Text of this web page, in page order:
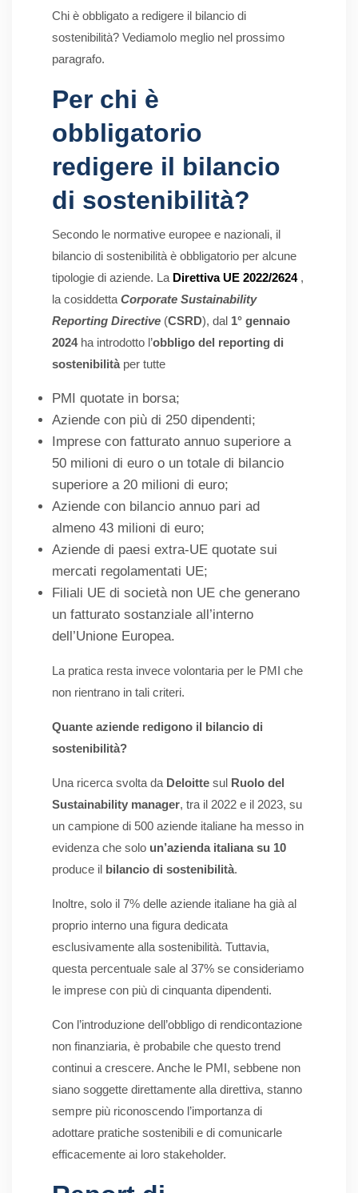
Chi è obbligato a redigere il bilancio di
sostenibilità? Vediamolo meglio nel prossimo
paragrafo.
Per chi è
obbligatorio
redigere il bilancio
di sostenibilità?
Secondo le normative europee e nazionali, il
bilancio di sostenibilità è obbligatorio per alcune
tipologie di aziende. La Direttiva UE 2022/2624,
la cosiddetta Corporate Sustainability
Reporting Directive (CSRD), dal 1° gennaio
2024 ha introdotto l’obbligo del reporting di
sostenibilità per tutte
PMI quotate in borsa;
Aziende con più di 250 dipendenti;
Imprese con fatturato annuo superiore a
50 milioni di euro o un totale di bilancio
superiore a 20 milioni di euro;
Aziende con bilancio annuo pari ad
almeno 43 milioni di euro;
Aziende di paesi extra-UE quotate sui
mercati regolamentati UE;
Filiali UE di società non UE che generano
un fatturato sostanziale all’interno
dell’Unione Europea.
La pratica resta invece volontaria per le PMI che
non rientrano in tali criteri.
Quante aziende redigono il bilancio di
sostenibilità?
Una ricerca svolta da Deloitte sul Ruolo del
Sustainability manager, tra il 2022 e il 2023, su
un campione di 500 aziende italiane ha messo in
evidenza che solo un’azienda italiana su 10
produce il bilancio di sostenibilità.
Inoltre, solo il 7% delle aziende italiane ha già al
proprio interno una figura dedicata
esclusivamente alla sostenibilità. Tuttavia,
questa percentuale sale al 37% se consideriamo
le imprese con più di cinquanta dipendenti.
Con l’introduzione dell’obbligo di rendicontazione
non finanziaria, è probabile che questo trend
continui a crescere. Anche le PMI, sebbene non
siano soggette direttamente alla direttiva, stanno
sempre più riconoscendo l’importanza di
adottare pratiche sostenibili e di comunicarle
efficacemente ai loro stakeholder.